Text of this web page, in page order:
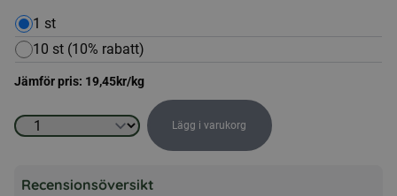
1 st
10 st (10% rabatt)
Jämför pris: 19,45kr/kg
Hästfoder
Fibre
Lägg i varukorg
Recensionsöversikt